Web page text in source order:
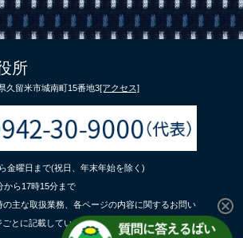
所
久留米市城南町15番地3[アクセス]
金曜日まで(祝日、年末年始を除く)
から17時15分まで
の主な取扱業務、各ページの内容に関するお問い
とに記載している問合せ先までご連絡くださ